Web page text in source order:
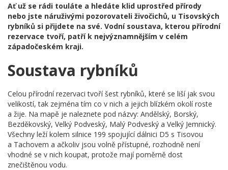
Ať už se rádi touláte a hledáte klid uprostřed přírody
nebo jste náruživými pozorovateli živočichů, u Tisovských
rybníků si přijdete na své. Vodní soustava, kterou přírodní
rezervace tvoří, patří k nejvýznamnějším v celém
západočeském kraji.
Soustava rybníků
Celou přírodní rezervaci tvoří šest rybníků, které se liší jak svou
velikostí, tak zejména tím co v nich a jejich blízkém okolí roste
a žije. Na mapě je naleznete pod názvy: Andělský, Borský,
Bezděkovský, Velký Podveský, Malý Podveský a Velký Jemnický.
Všechny leží kolem silnice 199 spojující dálnici D5 s Tisovou
a Tachovem a ačkoliv jsou volně přístupné, rozhodně není
vhodné se v nich koupat, protože mají poměrně dost
znečištěnou vodu.